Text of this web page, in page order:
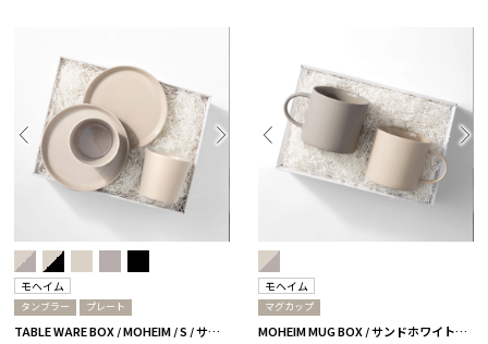
モヘイム
タンブラー プレート
TABLE WARE BOX / MOHEIM / S / サンドホワイト
モヘイム
マグカップ
MOHEIM MUG BOX / サンドホワイト＆グレー［モヘイム］